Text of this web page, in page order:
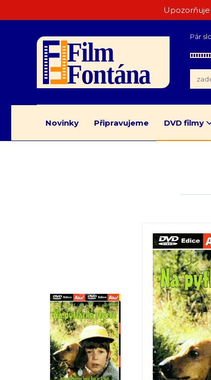
Pár
Novinky Připravujeme DVD filmy